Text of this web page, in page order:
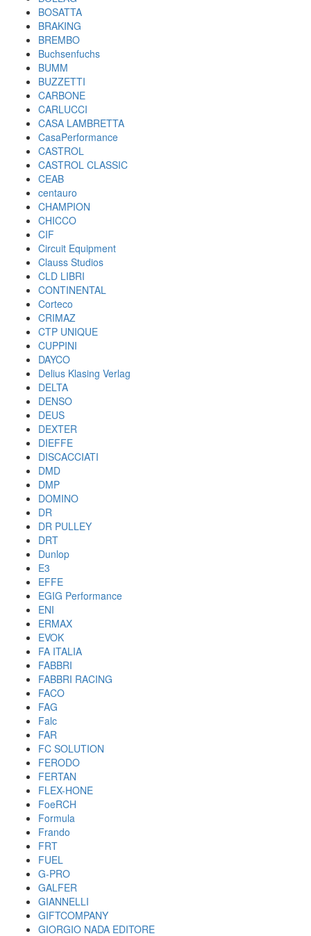
BOSATTA
BRAKING
BREMBO
Buchsenfuchs
BUMM
BUZZETTI
CARBONE
CARLUCCI
CASA LAMBRETTA
CasaPerformance
CASTROL
CASTROL CLASSIC
CEAB
centauro
CHAMPION
CHICCO
CIF
Circuit Equipment
Clauss Studios
CLD LIBRI
CONTINENTAL
Corteco
CRIMAZ
CTP UNIQUE
CUPPINI
DAYCO
Delius Klasing Verlag
DELTA
DENSO
DEUS
DEXTER
DIEFFE
DISCACCIATI
DMD
DMP
DOMINO
DR
DR PULLEY
DRT
Dunlop
E3
EFFE
EGIG Performance
ENI
ERMAX
EVOK
FA ITALIA
FABBRI
FABBRI RACING
FACO
FAG
Falc
FAR
FC SOLUTION
FERODO
FERTAN
FLEX-HONE
FoeRCH
Formula
Frando
FRT
FUEL
G-PRO
GALFER
GIANNELLI
GIFTCOMPANY
GIORGIO NADA EDITORE